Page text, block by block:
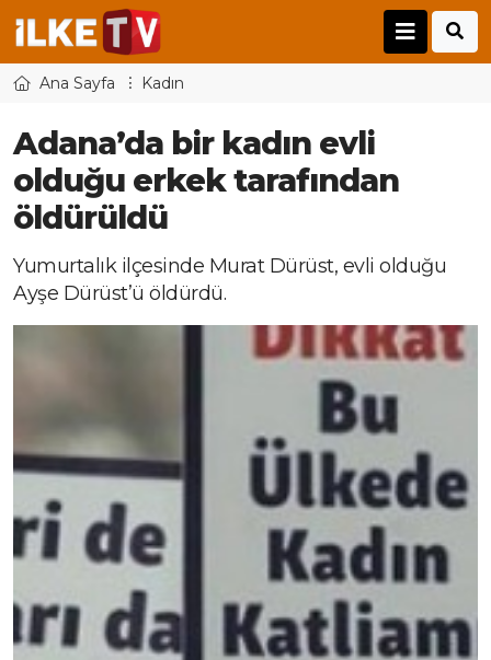
Ana Sayfa Kadın
Adana’da bir kadın evli
olduğu erkek tarafından
öldürüldü
Yumurtalık ilçesinde Murat Dürüst, evli olduğu
Ayşe Dürüst’ü öldürdü.